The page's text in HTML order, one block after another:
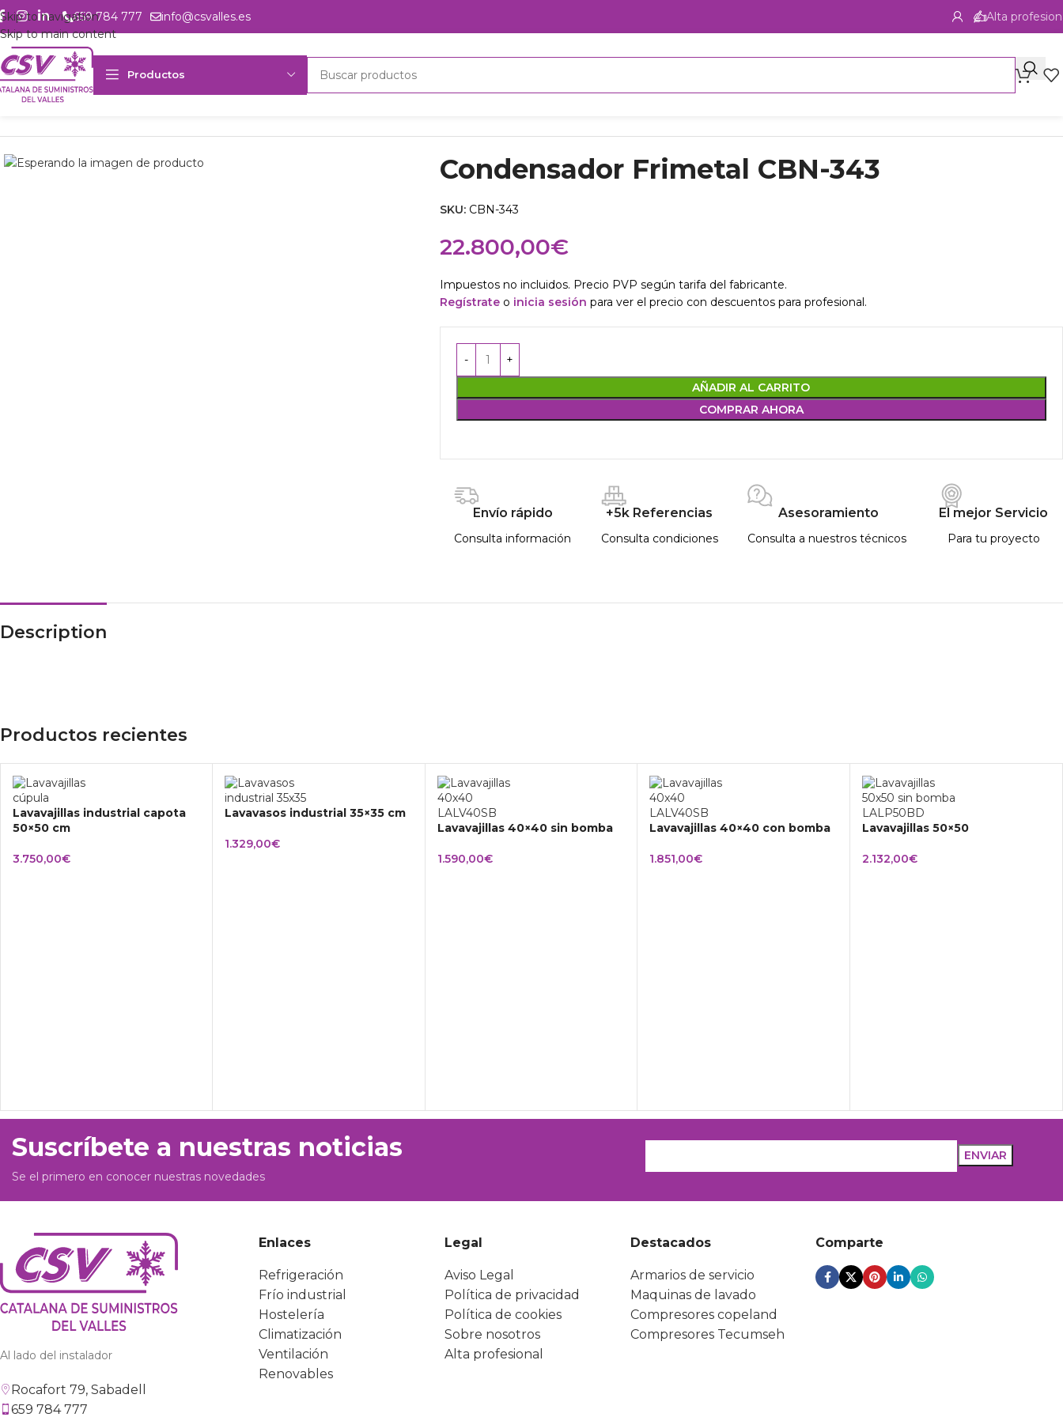
Skip to navigation
Skip to main content
659 784 777 info@csvalles.es Alta
Productos
Inicio Productos
Condensador Frimetal CBN-343
SKU: CBN-343
22.800,00€
Impuestos no incluidos. Precio PVP según tarifa del fabricante.
Regístrateo inicia sesión para ver el precio con descuentos para profesional.
AÑADIR AL CARRITO
COMPRAR AHORA
Envío rápido
Consulta información
+5k Referencias
Consulta condiciones
Asesoramiento
Consulta a nuestros técnicos
El mejor Servicio
Para tu proyecto
Description
Productos recientes
Lavavajillas industrial capota
50×50 cm
3.750,00€
Lavavasos industrial 35×35 cm
1.329,00€
Lavavajillas 40×40 sin bomba
1.590,00€
Lavavajillas 40×40 con bomba
1.851,00€
Lavavajillas 50×50
2.132,00€
Suscríbete a nuestras noticias
Se el primero en conocer nuestras novedades
Al lado del instalador
Rocafort 79, Sabadell
659 784 777
Enlaces
Refrigeración
Frío industrial
Hostelería
Climatización
Ventilación
Renovables
Legal
Aviso Legal
Política de privacidad
Política de cookies
Sobre nosotros
Alta profesional
Destacados
Armarios de servicio
Maquinas de lavado
Compresores copeland
Compresores Tecumseh
Comparte